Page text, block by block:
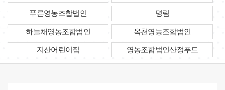
푸른영농조합법인 명림
하늘채영농조합법인 옥천영농조합법인
지산어린이집 영농조합법인산정푸드